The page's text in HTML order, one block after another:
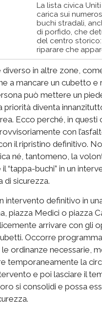
La lista civica
carica sui
buchi stradali,
di porfido, che
del centro
riparare che
diverso in altre zone,
a mancare un cubetto e
può mettere un
priorità diventa
Ecco perché, in questi
con
il ripristino definitivo.
né, tantomeno, la
“tappa-buchi” in un
di sicurezza.
intervento definitivo in
piazza Medici o piazza
arrivare con gli
Occorre
ordinanze necessarie,
temporaneamente la
e poi lasciare il
si consolidi e possa